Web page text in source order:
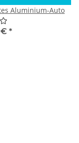
Aluminium-Auto
€ *